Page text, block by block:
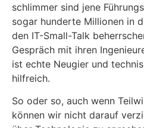
schlimmer sind jene
sogar hunderte Millionen in
den IT-Small-Talk
Gespräch mit ihren
ist echte Neugier und
hilfreich.
So oder so, auch wenn
können wir nicht darauf